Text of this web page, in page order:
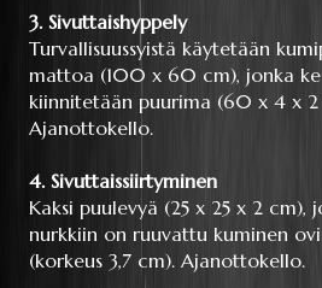
3. Sivuttaishyppely
Turvallisuussyistä käytetään
mattoa (100 x 60 cm), jonka
kiinnitetään puurima (60 x 4 x 2
Ajanottokello.
4. Sivuttaissiirtyminen
Kaksi puulevyä (25 x 25 x 2 cm),
nurkkiin on ruuvattu kuminen
(korkeus 3,7 cm). Ajanottokello.